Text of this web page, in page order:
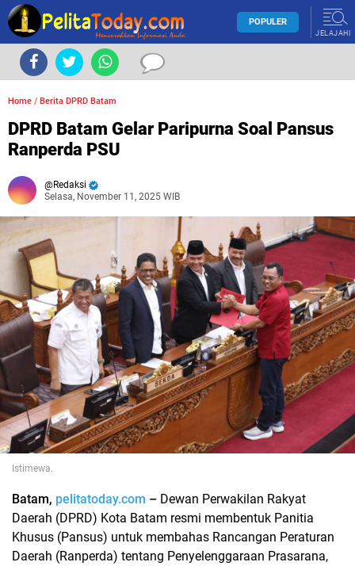
POPULER
JELAJAHI
Home / Berita DPRD Batam
DPRD Batam Gelar Paripurna Soal Pansus
Ranperda PSU
Redaksi
Selasa, November 11, 2025 WIB
Istimewa.
Batam, pelitatoday.com – Dewan Perwakilan Rakyat
Daerah (DPRD) Kota Batam resmi membentuk Panitia
Khusus (Pansus) untuk membahas Rancangan Peraturan
Daerah (Ranperda) tentang Penyelenggaraan Prasarana,